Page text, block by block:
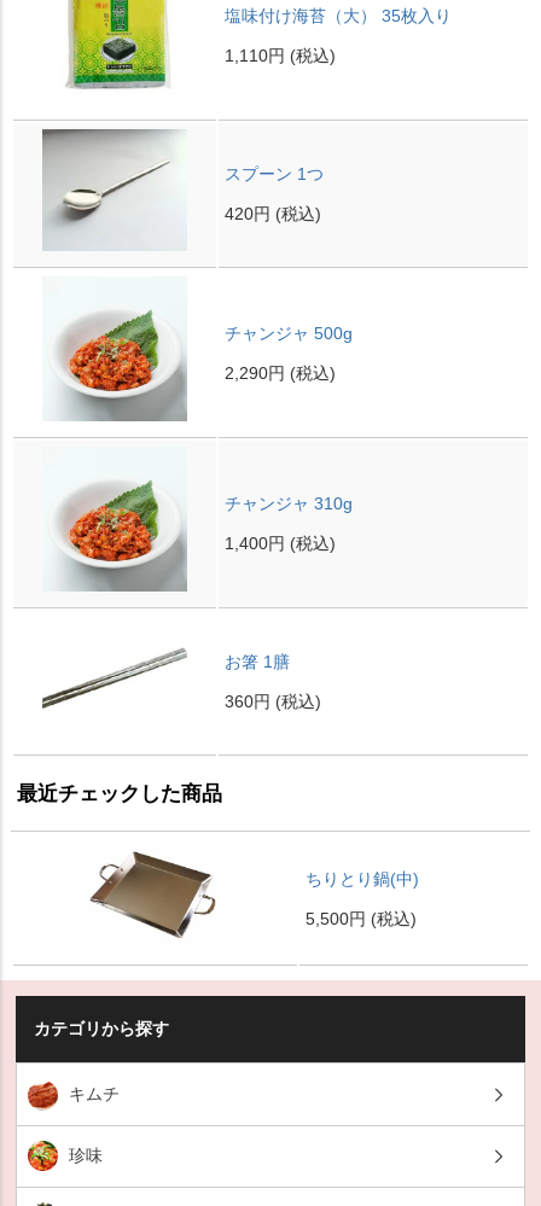
塩味付け海苔（大） 35枚入り
1,110円 (税込)
スプーン 1つ
420円 (税込)
チャンジャ 500g
2,290円 (税込)
チャンジャ 310g
1,400円 (税込)
お箸 1膳
360円 (税込)
最近チェックした商品
ちりとり鍋(中)
5,500円 (税込)
カテゴリから探す
キムチ
珍味